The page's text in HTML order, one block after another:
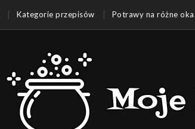
Kategorie przepisów Potrawy na różne